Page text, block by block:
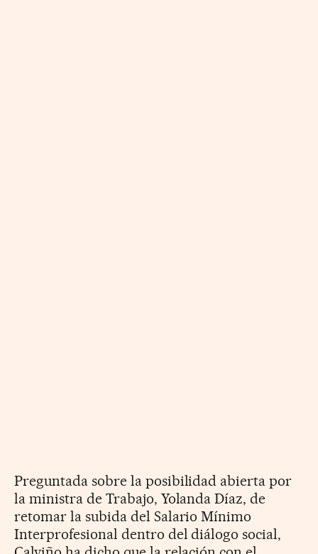
Preguntada sobre la posibilidad abierta por
la ministra de Trabajo, Yolanda Díaz, de
retomar la subida del Salario Mínimo
Interprofesional dentro del diálogo social,